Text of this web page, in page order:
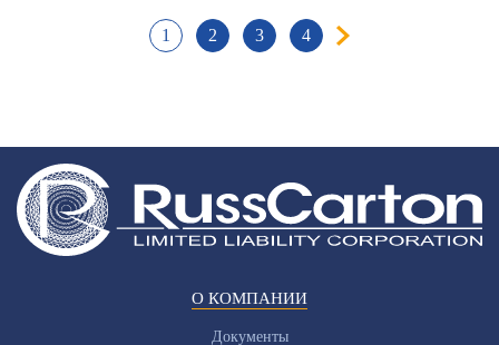
1 2 3 4
О КОМПАНИИ
Документы